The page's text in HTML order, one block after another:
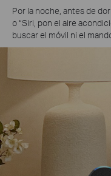
Por la noche, antes de
o “Siri, pon el aire
buscar el móvil ni el